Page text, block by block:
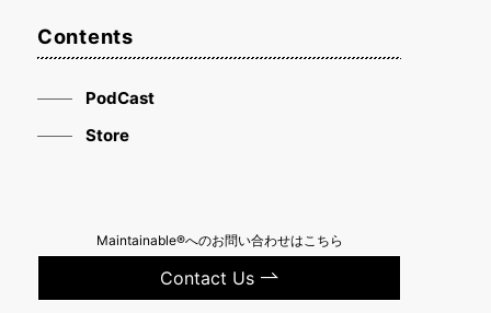
Contents
PodCast
Store
Maintainable®へのお問い合わせはこちら
Contact Us